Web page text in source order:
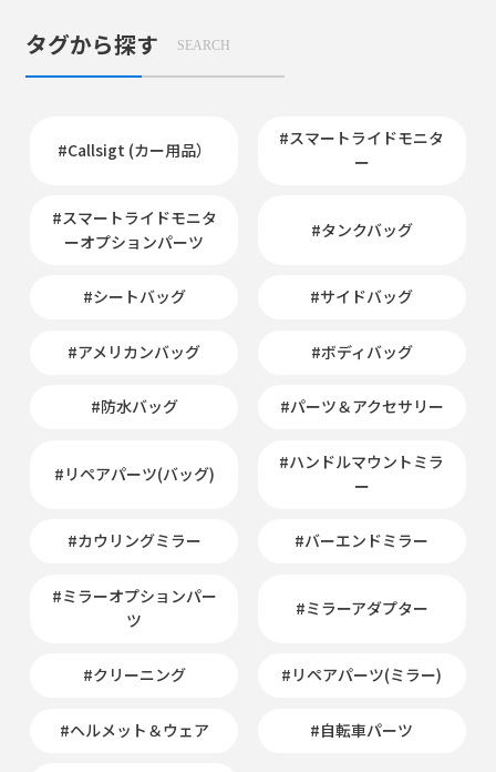
タグから探す SEARCH
#Callsigt (カー用品）
#スマートライドモニタ
ー
#スマートライドモニタ
ーオプションパーツ
#タンクバッグ
#シートバッグ #サイドバッグ
#アメリカンバッグ #ボディバッグ
#防水バッグ #パーツ＆アクセサリー
#リペアパーツ(バッグ)
#ハンドルマウントミラ
ー
#カウリングミラー #バーエンドミラー
#ミラーオプションパー
ツ
#ミラーアダプター
#クリーニング #リペアパーツ(ミラー)
#ヘルメット＆ウェア #自転車パーツ